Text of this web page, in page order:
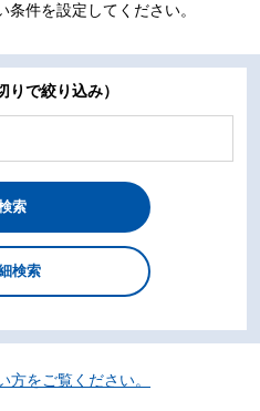
件を設定してください。
で絞り込み）
方をご覧ください。